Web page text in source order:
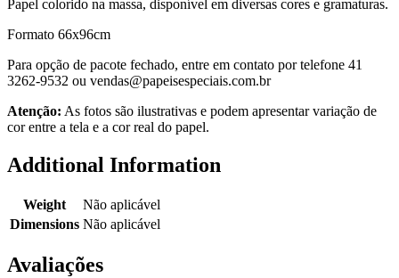
Papel colorido na massa, disponível em diversas cores e gramaturas.
Formato 66x96cm
Para opção de pacote fechado, entre em contato por telefone 41
3262-9532 ou vendas@papeisespeciais.com.br
Atenção: As fotos são ilustrativas e podem apresentar variação de
cor entre a tela e a cor real do papel.
Additional Information
Weight
Não aplicável
Dimensions Não aplicável
Avaliações